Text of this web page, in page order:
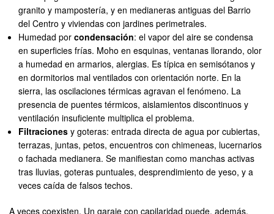
granito y mampostería, y en medianeras antiguas del Barrio
del Centro y viviendas con jardines perimetrales.
Humedad porcondensación: el vapor del aire se condensa
en superficies frías. Moho en esquinas, ventanas llorando, olor
a humedad en armarios, alergias. Es típica en semisótanos y
en dormitorios mal ventilados con orientación norte. En la
sierra, las oscilaciones térmicas agravan el fenómeno. La
presencia de puentes térmicos, aislamientos discontinuos y
ventilación insuficiente multiplica el problema.
Filtraciones y goteras: entrada directa de agua por cubiertas,
terrazas, juntas, petos, encuentros con chimeneas, lucernarios
o fachada medianera. Se manifiestan como manchas activas
tras lluvias, goteras puntuales, desprendimiento de yeso, y a
veces caída de falsos techos.
A veces coexisten. Un garaje con capilaridad puede, además,